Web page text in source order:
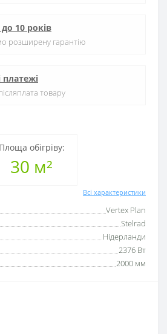
Площа обігріву:
30 м²
Всі характеристики
Vertex Plan
Stelrad
Нідерланди
2376 Вт
2000 мм
до 10 років
розширену гарантію
платежі
товару